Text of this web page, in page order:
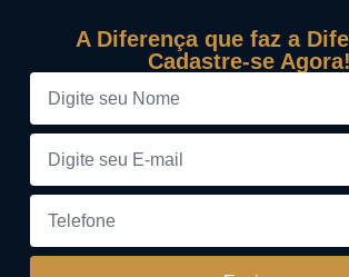
A Diferença que faz a
Cadastre-se Agora!